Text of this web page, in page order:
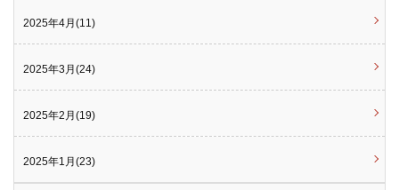
2025年4月(11)
2025年3月(24)
2025年2月(19)
2025年1月(23)